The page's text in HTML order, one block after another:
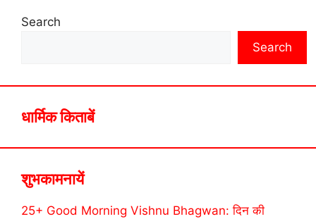
Search
Search
धार्मिक किताबें
शुभकामनायें
25+ Good Morning Vishnu Bhagwan: दिन की